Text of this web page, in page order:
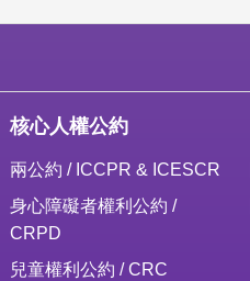
核心人權公約
兩公約 / ICCPR & ICESCR
身心障礙者權利公約 /
CRPD
兒童權利公約 / CRC